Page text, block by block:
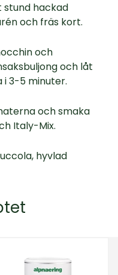
hackad
och fräs kort.
och
och låt
i 3-5 minuter.
och smaka
Italy-Mix.
hyvlad